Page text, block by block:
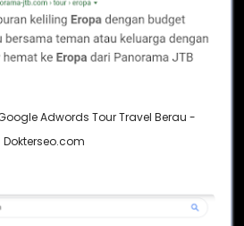
Adwords Tour Travel Berau -
Dokterseo.com